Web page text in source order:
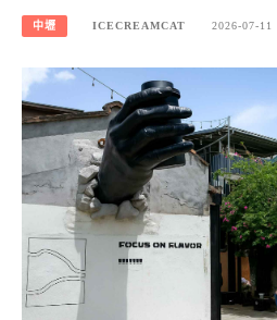
中壢 ICECREAMCAT 2026-07-11